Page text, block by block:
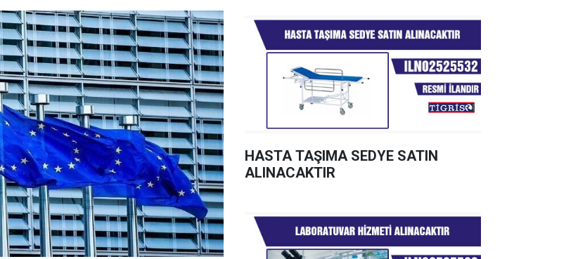
HASTA TAŞIMA SEDYE SATIN
ALINACAKTIR